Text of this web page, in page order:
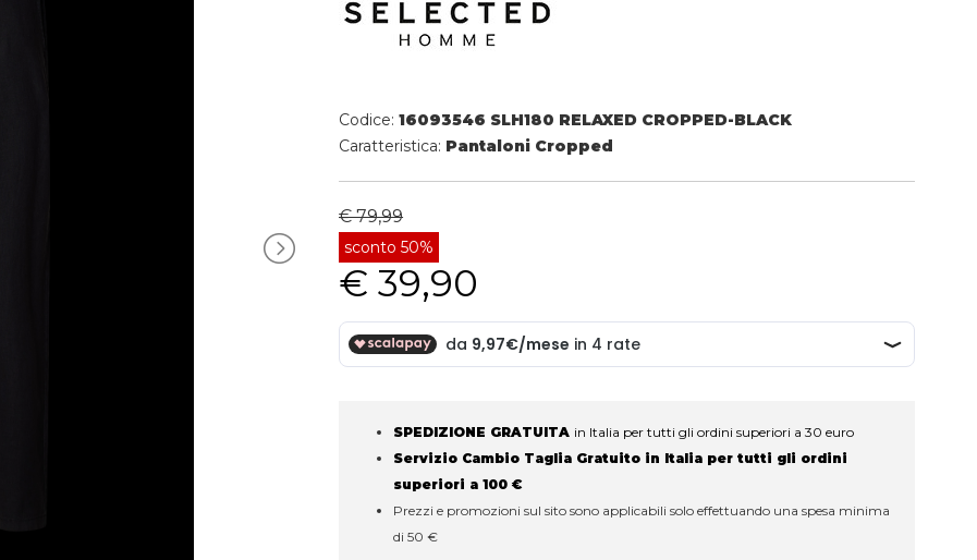
Codice:16093546 SLH180 RELAXED CROPPED-BLACK
Caratteristica: Pantaloni Cropped
€ 79,99
sconto 50%
€ 39,90
SPEDIZIONE GRATUITA in Italia per tutti gli ordini superiori a 30 euro
Servizio Cambio Taglia Gratuito in Italia per tutti gli ordini
superiori a 100 €
Prezzi e promozioni sul sito sono applicabili solo effettuando una spesa minima
di 50 €